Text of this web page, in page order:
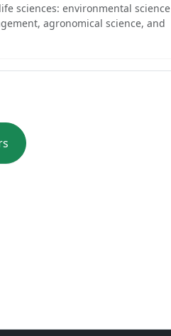
sciences: environmental science
agronomical science, and